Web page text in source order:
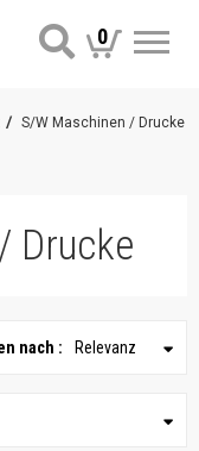
0
S/W Maschinen / Drucke
Drucke
nach : Relevanz